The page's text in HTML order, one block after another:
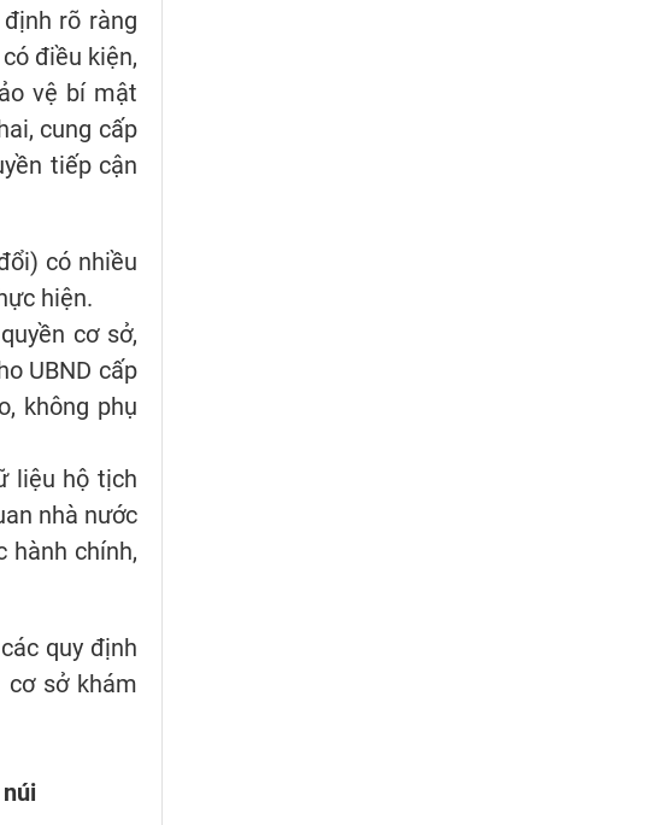
rõ ràng
điều kiện,
vệ bí mật
cung cấp
tiếp cận
có nhiều
hiện.
cơ sở,
UBND cấp
không phụ
liệu hộ tịch
nhà nước
hành chính,
quy định
sở khám